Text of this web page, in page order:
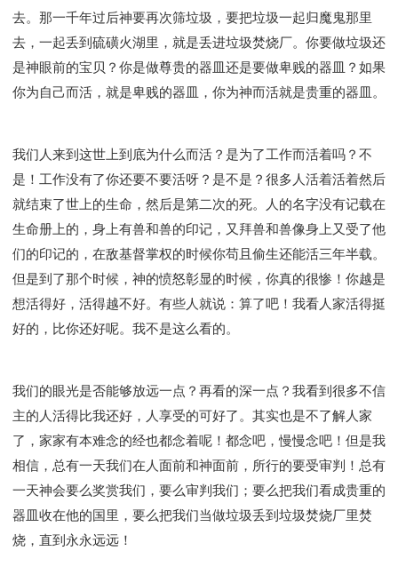
去。那一千年过后神要再次筛垃圾，要把垃圾一起归魔鬼那里
去，一起丢到硫磺火湖里，就是丢进垃圾焚烧厂。你要做垃圾还
是神眼前的宝贝？你是做尊贵的器皿还是要做卑贱的器皿？如果
你为自己而活，就是卑贱的器皿，你为神而活就是贵重的器皿。
我们人来到这世上到底为什么而活？是为了工作而活着吗？不
是！工作没有了你还要不要活呀？是不是？很多人活着活着然后
就结束了世上的生命，然后是第二次的死。人的名字没有记载在
生命册上的，身上有兽和兽的印记，又拜兽和兽像身上又受了他
们的印记的，在敌基督掌权的时候你苟且偷生还能活三年半载。
但是到了那个时候，神的愤怒彰显的时候，你真的很惨！你越是
想活得好，活得越不好。有些人就说：算了吧！我看人家活得挺
好的，比你还好呢。我不是这么看的。
我们的眼光是否能够放远一点？再看的深一点？我看到很多不信
主的人活得比我还好，人享受的可好了。其实也是不了解人家
了，家家有本难念的经也都念着呢！都念吧，慢慢念吧！但是我
相信，总有一天我们在人面前和神面前，所行的要受审判！总有
一天神会要么奖赏我们，要么审判我们；要么把我们看成贵重的
器皿收在他的国里，要么把我们当做垃圾丢到垃圾焚烧厂里焚
烧，直到永永远远！